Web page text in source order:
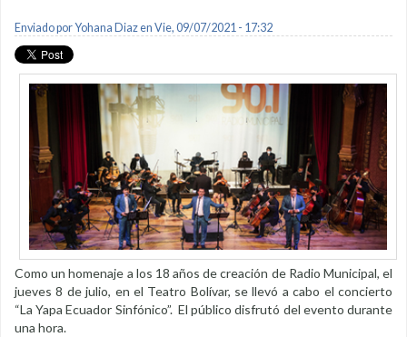
Enviado porYohana Diazen Vie, 09/07/2021 - 17:32
Como un homenaje a los 18 años de creación de Radio Municipal, el
jueves 8 de julio, en el Teatro Bolívar, se llevó a cabo el concierto
“La Yapa Ecuador Sinfónico”. El público disfrutó del evento durante
una hora.